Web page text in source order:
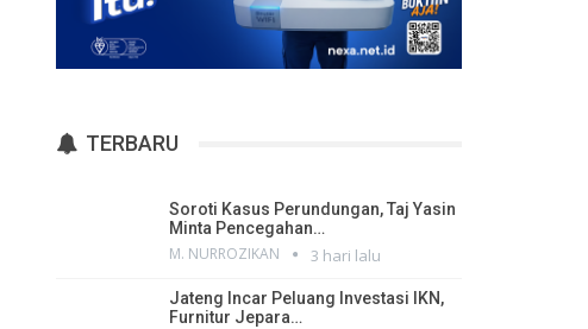
TERBARU
Soroti Kasus Perundungan, Taj Yasin
Minta Pencegahan…
M. NURROZIKAN 3 hari lalu
Jateng Incar Peluang Investasi IKN,
Furnitur Jepara…